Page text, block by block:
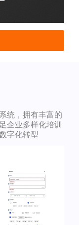
统，拥有丰富的
企业多样化培训
字化转型